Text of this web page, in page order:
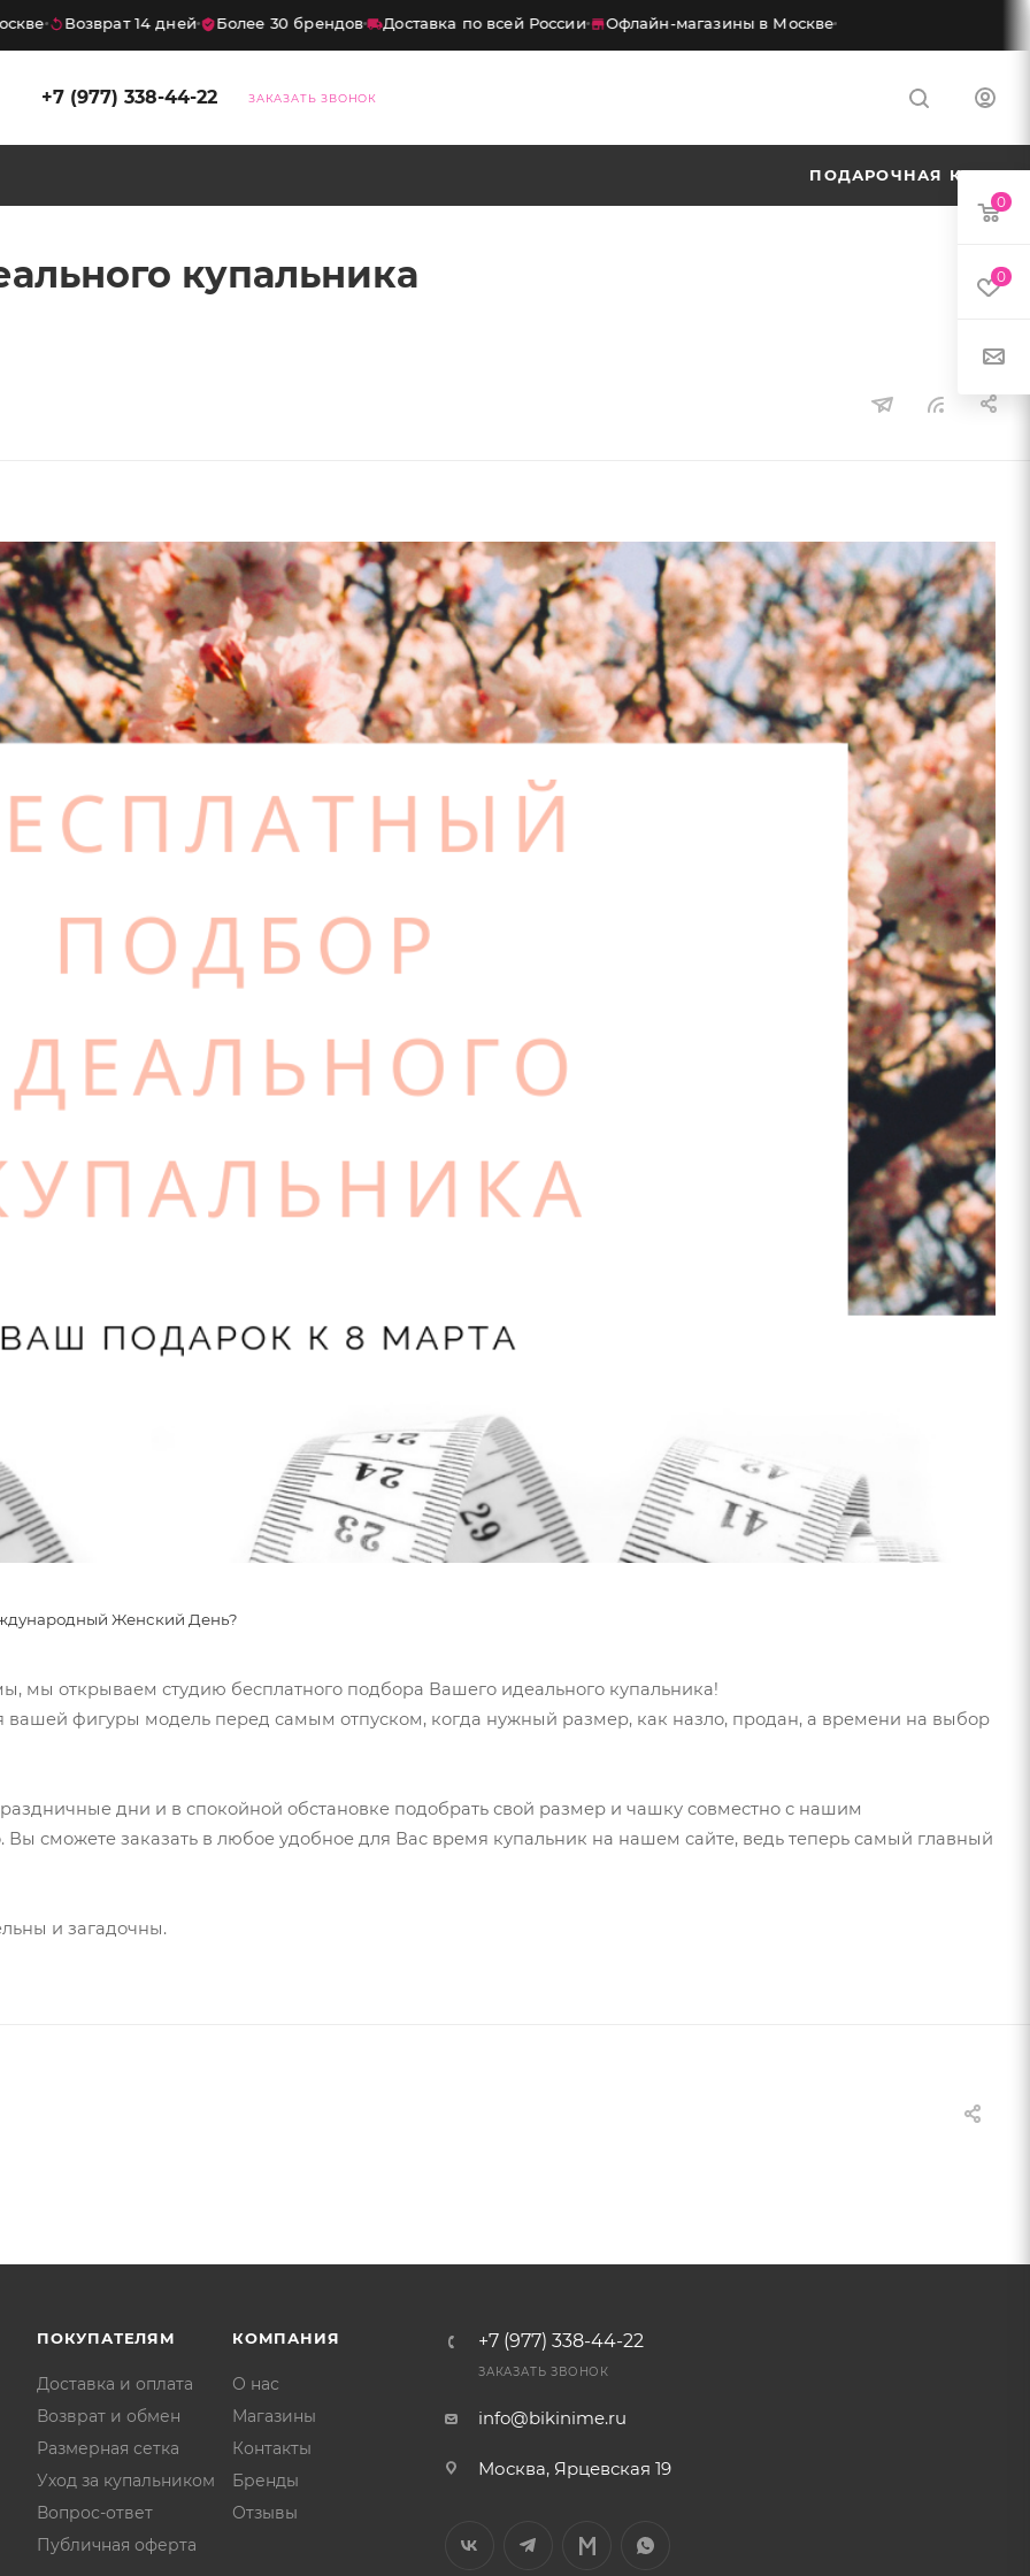
Возврат 14 дней Более 30 брендов Доставка по всей России Офлайн-магазины в Москве
+7 (977) 338-44-22 ЗАКАЗАТЬ ЗВОНОК
ПОДАРОЧНАЯ КАРТА
купальника
Женский День?
мы открываем студию бесплатного подбора Вашего идеального купальника!
фигуры модель перед самым отпуском, когда нужный размер, как назло, продан, а времени на выбор
дни и в спокойной обстановке подобрать свой размер и чашку совместно с нашим
Вы сможете заказать в любое удобное для Вас время купальник на нашем сайте, ведь теперь самый главный
и загадочны.
ПОКУПАТЕЛЯМ
Доставка и оплата
Возврат и обмен
Размерная сетка
Уход за купальником
Вопрос-ответ
Публичная оферта
КОМПАНИЯ
О нас
Магазины
Контакты
Бренды
Отзывы
+7 (977) 338-44-22
ЗАКАЗАТЬ ЗВОНОК
info@bikinime.ru
Москва, Ярцевская 19
0
0